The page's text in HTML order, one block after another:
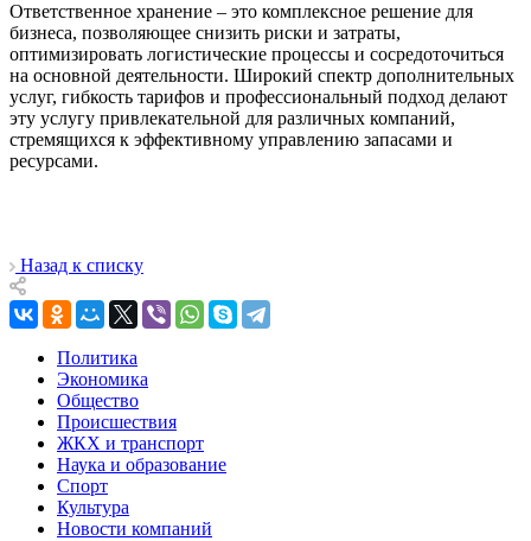
Ответственное хранение – это комплексное решение для
бизнеса, позволяющее снизить риски и затраты,
оптимизировать логистические процессы и сосредоточиться
на основной деятельности. Широкий спектр дополнительных
услуг, гибкость тарифов и профессиональный подход делают
эту услугу привлекательной для различных компаний,
стремящихся к эффективному управлению запасами и
ресурсами.
Назад к списку
Политика
Экономика
Общество
Происшествия
ЖКХ и транспорт
Наука и образование
Спорт
Культура
Новости компаний